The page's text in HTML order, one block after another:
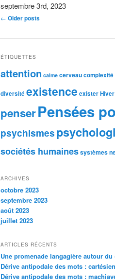
septembre 3rd, 2023
Post navigation
← Older posts
ÉTIQUETTES
attention calme cerveaucomplexité
diversité existence existerHiver
penserPensées
psychismes
sociétés humainessystèmes
ARCHIVES
octobre 2023
septembre 2023
août 2023
juillet 2023
ARTICLES RÉCENTS
Une promenade langagière autour
Dérive antipodale des mots : cartésien
Dérive antipodale des mots :